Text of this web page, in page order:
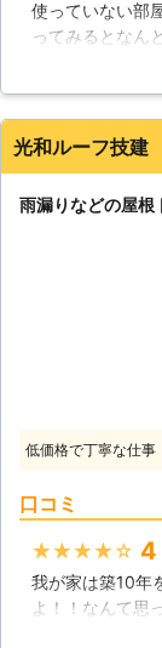
使っていない部
ってみるとなん
ようなものが
のです）。結果
たとのことです
かあればお願い
光和ルーフ技建
雨漏りなどの屋根
低価格で丁寧な仕事
口コミ
★★★★★ 4
我が家は築10年
よ！！なんて思
ミ。何のシミ